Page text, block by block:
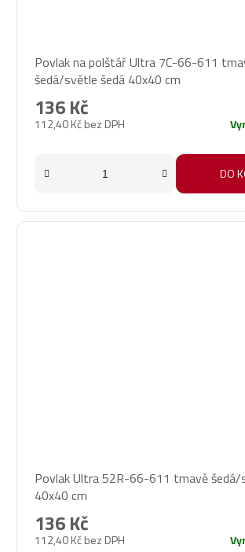
Povlak na polštář Ultra 7C-66-611
šedá/světle šedá 40x40 cm
112,40 Kč bez DPH
136 Kč
DO
Povlak Ultra 52R-66-611 tmavě šedá/
40x40 cm
112,40 Kč bez DPH
136 Kč